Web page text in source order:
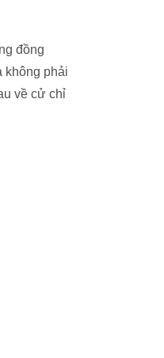
đồng
không phải
về cử chỉ